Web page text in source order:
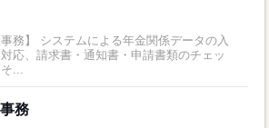
事務】 システムによる年金関係データの入
応、請求書・通知書・申請書類のチェッ
...
務